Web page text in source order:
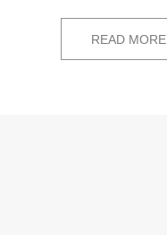
READ MORE